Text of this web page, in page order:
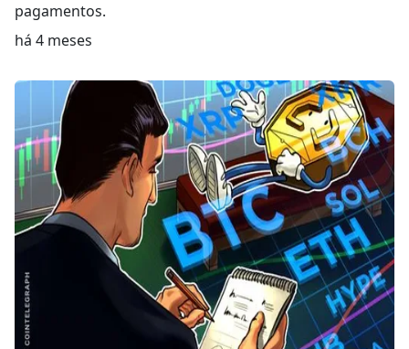
pagamentos.
há 4 meses